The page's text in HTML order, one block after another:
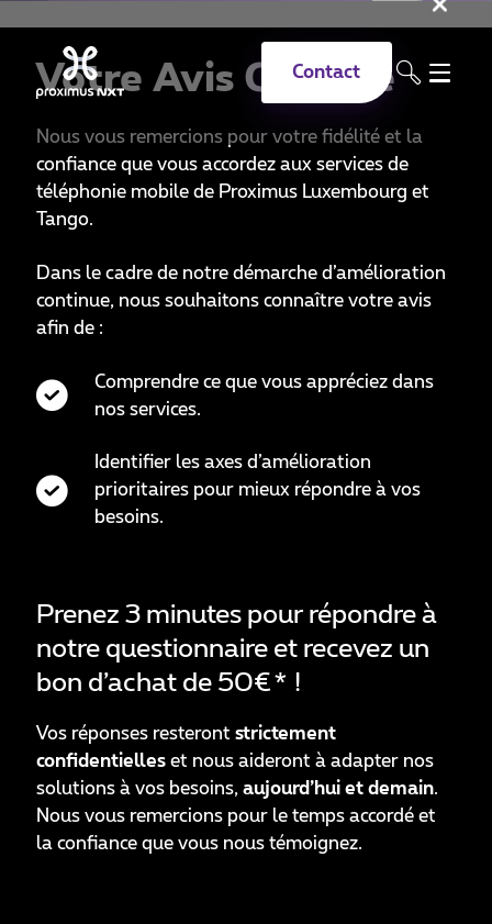
Contact
Votre Avis Compte
Nous vous remercions pour votre fidélité et la
confiance que vous accordez aux services de
téléphonie mobile de Proximus Luxembourg et
Tango.
Dans le cadre de notre démarche d’amélioration
continue, nous souhaitons connaître votre avis
afin de :
Comprendre ce que vous appréciez dans
nos services.
Identifier les axes d’amélioration
prioritaires pour mieux répondre à vos
besoins.
Prenez 3 minutes pour répondre à
notre questionnaire et recevez un
bon d’achat de 50€* !
Vos réponses resterontstrictement
confidentielles et nous aideront à adapter nos
solutions à vos besoins,aujourd’hui et demain.
Nous vous remercions pour le temps accordé et
la confiance que vous nous témoignez.